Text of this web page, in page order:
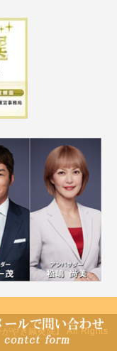
やき鍼灸院】 All Rights